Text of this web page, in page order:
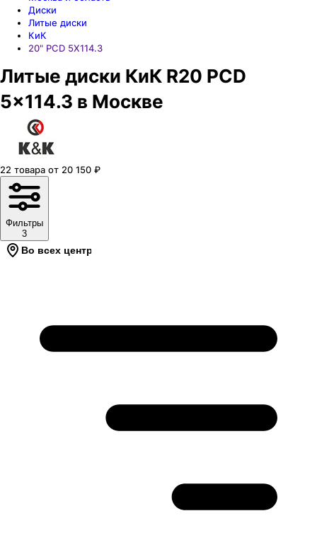
Диски
Литые диски
КиК
20" PCD 5X114.3
Литые диски КиК R20 PCD
5x114.3 в Москве
22 товара от 20 150 ₽
Фильтры
3
Во всех центрах